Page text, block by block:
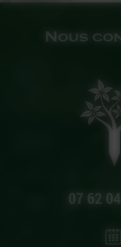
Nous
07 62